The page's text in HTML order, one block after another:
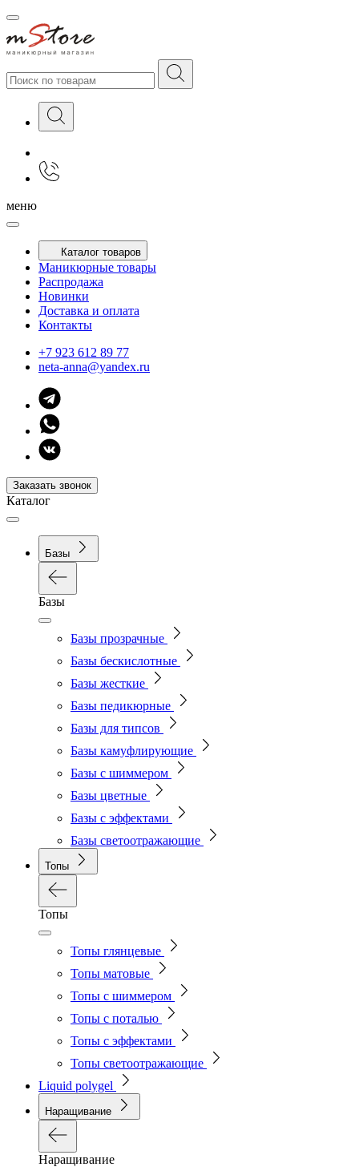
меню
Каталог товаров
Маникюрные товары
Распродажа
Новинки
Доставка и оплата
Контакты
+7 923 612 89 77
neta-anna@yandex.ru
Заказать звонок
Каталог
Базы
Базы
Базы прозрачные
Базы бескислотные
Базы жесткие
Базы педикюрные
Базы для типсов
Базы камуфлирующие
Базы с шиммером
Базы цветные
Базы с эффектами
Базы светоотражающие
Топы
Топы
Топы глянцевые
Топы матовые
Топы с шиммером
Топы с поталью
Топы с эффектами
Топы светоотражающие
Liquid polygel
Наращивание
Наращивание